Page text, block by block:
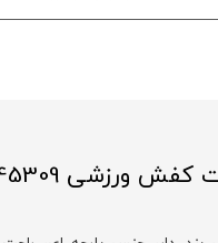
ورزشی 45309